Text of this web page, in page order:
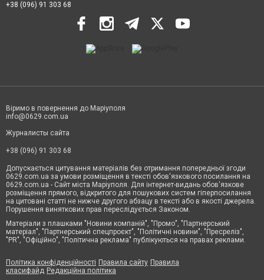
+38 (096) 91 303 68
Віримо в повернення до Маріуполя
info@0629.com.ua
Журналисты сайта
+38 (096) 91 303 68
Допускається цитування матеріалів без отримання попередньої згоди
0629.com.ua за умови розміщення в тексті обов'язкового посилання на
0629.com.ua - Сайт міста Маріуполя. Для інтернет-видань обов'язкове
розміщення прямого, відкритого для пошукових систем гіперпосилання
на цитовані статті не нижче другого абзацу в тексті або в якості джерела.
Порушення виняткових прав переслідується Законом.
Матеріали з плашками "Новини компаній", "Промо", "Партнерський
матеріал", "Партнерський спецпроєкт", "Політичні новини", "Пресреліз",
"PR", "Офіційно", "Політична реклама" публікуються на правах реклами.
Політика конфіденційності Правила сайту Правила
класифайд Редакційна політика